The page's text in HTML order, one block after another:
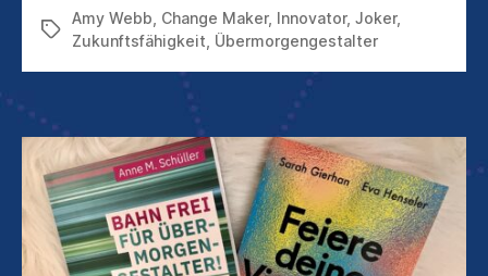
Schlagwörter
Amy Webb Change Maker, Innovator, Joker,
Zukunftsfähigkeit Übermorgengestalter